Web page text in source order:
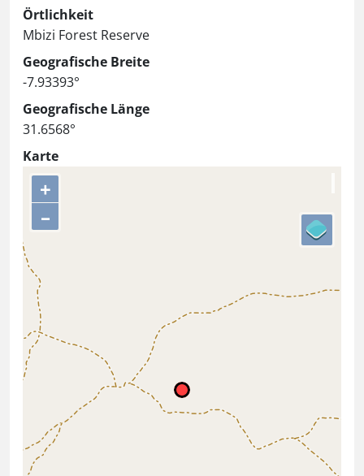
Örtlichkeit
Mbizi Forest Reserve
Geografische Breite
-7.93393°
Geografische Länge
31.6568°
Karte
+
–